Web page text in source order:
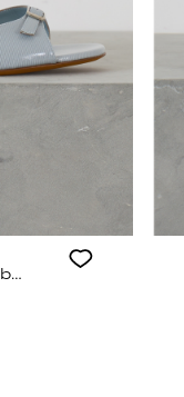
Una Sandals Ouran Fabric